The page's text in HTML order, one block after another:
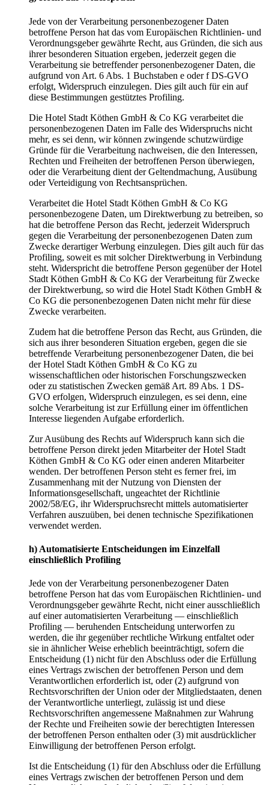
Jede von der Verarbeitung personenbezogener Daten
betroffene Person hat das vom Europäischen Richtlinien- und
Verordnungsgeber gewährte Recht, aus Gründen, die sich aus
ihrer besonderen Situation ergeben, jederzeit gegen die
Verarbeitung sie betreffender personenbezogener Daten, die
aufgrund von Art. 6 Abs. 1 Buchstaben e oder f DS-GVO
erfolgt, Widerspruch einzulegen. Dies gilt auch für ein auf
diese Bestimmungen gestütztes Profiling.
Die Hotel Stadt Köthen GmbH & Co KG verarbeitet die
personenbezogenen Daten im Falle des Widerspruchs nicht
mehr, es sei denn, wir können zwingende schutzwürdige
Gründe für die Verarbeitung nachweisen, die den Interessen,
Rechten und Freiheiten der betroffenen Person überwiegen,
oder die Verarbeitung dient der Geltendmachung, Ausübung
oder Verteidigung von Rechtsansprüchen.
Verarbeitet die Hotel Stadt Köthen GmbH & Co KG
personenbezogene Daten, um Direktwerbung zu betreiben, so
hat die betroffene Person das Recht, jederzeit Widerspruch
gegen die Verarbeitung der personenbezogenen Daten zum
Zwecke derartiger Werbung einzulegen. Dies gilt auch für das
Profiling, soweit es mit solcher Direktwerbung in Verbindung
steht. Widerspricht die betroffene Person gegenüber der Hotel
Stadt Köthen GmbH & Co KG der Verarbeitung für Zwecke
der Direktwerbung, so wird die Hotel Stadt Köthen GmbH &
Co KG die personenbezogenen Daten nicht mehr für diese
Zwecke verarbeiten.
Zudem hat die betroffene Person das Recht, aus Gründen, die
sich aus ihrer besonderen Situation ergeben, gegen die sie
betreffende Verarbeitung personenbezogener Daten, die bei
der Hotel Stadt Köthen GmbH & Co KG zu
wissenschaftlichen oder historischen Forschungszwecken
oder zu statistischen Zwecken gemäß Art. 89 Abs. 1 DS-
GVO erfolgen, Widerspruch einzulegen, es sei denn, eine
solche Verarbeitung ist zur Erfüllung einer im öffentlichen
Interesse liegenden Aufgabe erforderlich.
Zur Ausübung des Rechts auf Widerspruch kann sich die
betroffene Person direkt jeden Mitarbeiter der Hotel Stadt
Köthen GmbH & Co KG oder einen anderen Mitarbeiter
wenden. Der betroffenen Person steht es ferner frei, im
Zusammenhang mit der Nutzung von Diensten der
Informationsgesellschaft, ungeachtet der Richtlinie
2002/58/EG, ihr Widerspruchsrecht mittels automatisierter
Verfahren auszuüben, bei denen technische Spezifikationen
verwendet werden.
h) Automatisierte Entscheidungen im Einzelfall
einschließlich Profiling
Jede von der Verarbeitung personenbezogener Daten
betroffene Person hat das vom Europäischen Richtlinien- und
Verordnungsgeber gewährte Recht, nicht einer ausschließlich
auf einer automatisierten Verarbeitung — einschließlich
Profiling — beruhenden Entscheidung unterworfen zu
werden, die ihr gegenüber rechtliche Wirkung entfaltet oder
sie in ähnlicher Weise erheblich beeinträchtigt, sofern die
Entscheidung (1) nicht für den Abschluss oder die Erfüllung
eines Vertrags zwischen der betroffenen Person und dem
Verantwortlichen erforderlich ist, oder (2) aufgrund von
Rechtsvorschriften der Union oder der Mitgliedstaaten, denen
der Verantwortliche unterliegt, zulässig ist und diese
Rechtsvorschriften angemessene Maßnahmen zur Wahrung
der Rechte und Freiheiten sowie der berechtigten Interessen
der betroffenen Person enthalten oder (3) mit ausdrücklicher
Einwilligung der betroffenen Person erfolgt.
Ist die Entscheidung (1) für den Abschluss oder die Erfüllung
eines Vertrags zwischen der betroffenen Person und dem